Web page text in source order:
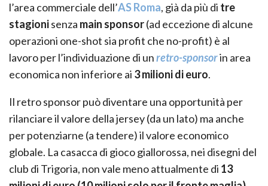
l’area commerciale dell’AS Roma, già da più di tre
stagionisenza main sponsor(ad eccezione di alcune
operazioni one-shot sia profit che no-profit) è al
lavoro per l’individuazione di unretro-sponsorin area
economica non inferiore ai 3 milioni di euro.
Il retro sponsor può diventare una opportunità per
rilanciare il valore della jersey (da un lato) ma anche
per potenziarne (a tendere) il valore economico
globale. La casacca di gioco giallorossa, nei disegni del
club di Trigoria, non vale meno attualmente di 13